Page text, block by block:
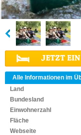
JETZT EIN
Alle Informationen im
Land
Bundesland
Einwohnerzahl
Fläche
Webseite